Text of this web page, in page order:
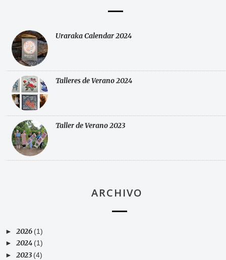
Uraraka Calendar 2024
Talleres de Verano 2024
Taller de Verano 2023
ARCHIVO
► 2026 (1)
► 2024 (1)
► 2023 (4)